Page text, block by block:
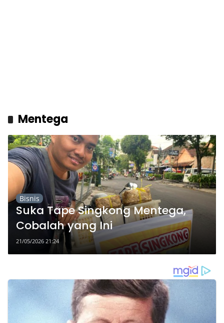
Mentega
Bisnis
Suka Tape Singkong Mentega,
Cobalah yang Ini
21/05/2026 21:24